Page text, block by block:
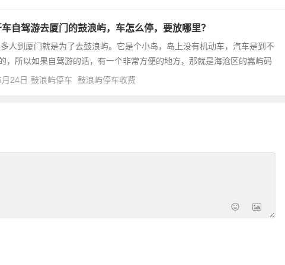
自驾游去厦门的鼓浪屿，车怎么停，要放哪里？
人到厦门就是为了去鼓浪屿。它是个小岛，岛上没有机动车，汽车是到不
，所以如果自驾游的话，有一个非常方便的地方，那就是海沧区的嵩屿码
24日 鼓浪屿停车 鼓浪屿停车收费